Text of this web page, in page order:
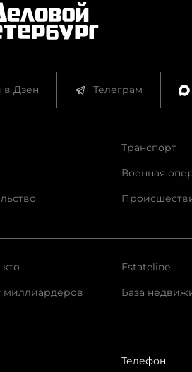
в Дзен Телеграм
Транспорт
Военная
кто
миллиардеров
Estateline
База
Телефон